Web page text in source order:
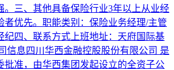
。三、其他具备保险行业3年以上从业经
者优先。职能类别：保险业务经理/主管
纪四、联系方式上班地址：天府国际基
信息四川华西金融控股股份有限公司 是
批准，由华西集团发起设立的全资子公